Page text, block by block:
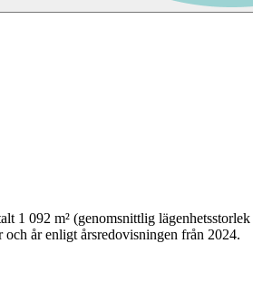
1 092 m² (genomsnittlig lägenhetsstorlek
år enligt årsredovisningen från 2024.